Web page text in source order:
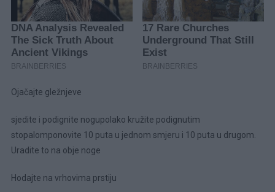
Ojačajte gležnjeve
sjedite i podignite nogupolako kružite podignutim
stopalomponovite 10 puta u jednom smjeru i 10 puta u drugom.
Uradite to na obje noge
Hodajte na vrhovima prstiju